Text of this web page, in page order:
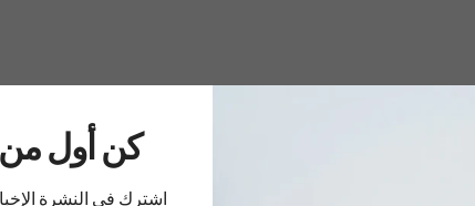
..كن أول
اشترك في النشرة